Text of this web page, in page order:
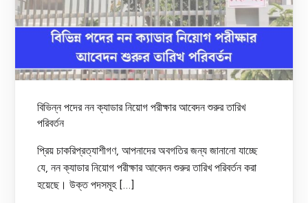
বিভিন্ন পদের নন ক্যাডার নিয়োগ পরীক্ষার আবেদন শুরুর তারিখ
পরিবর্তন
প্রিয় চাকরিপ্রত্যাশীগণ, আপনাদের অবগতির জন্য জানানো যাচ্ছে
যে, নন ক্যাডার নিয়োগ পরীক্ষার আবেদন শুরুর তারিখ পরিবর্তন করা
হয়েছে। উক্ত পদসমূহ […]